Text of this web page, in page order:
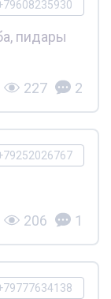
пидары
227 2
206 1